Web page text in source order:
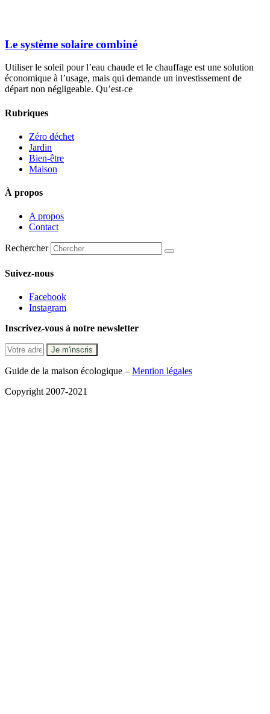
Le système solaire combiné
Utiliser le soleil pour l’eau chaude et le chauffage est une solution
économique à l’usage, mais qui demande un investissement de
départ non négligeable. Qu’est-ce
Rubriques
Zéro déchet
Jardin
Bien-être
Maison
À propos
A propos
Contact
Rechercher
Suivez-nous
Facebook
Instagram
Inscrivez-vous à notre newsletter
Guide de la maison écologique – Mention légales
Copyright 2007-2021